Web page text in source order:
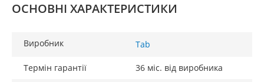
ОСНОВНІ ХАРАКТЕРИСТИКИ
Виробник Tab
Термін гарантії
36 міс. від виробника